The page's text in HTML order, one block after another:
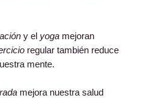
y el yoga mejoran
regular también reduce
mente.
mejora nuestra salud